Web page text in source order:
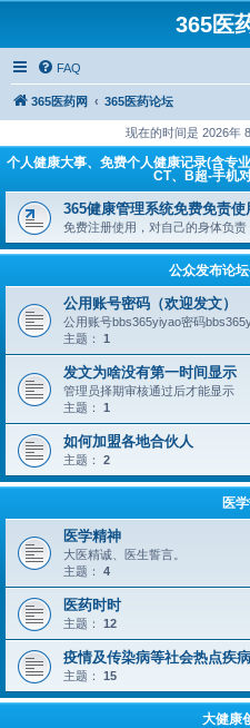
365医
FAQ
365医药网 365医药论坛
现在的时间是 2026年
个人健康大事、免费个人健康记录(含专
CT、B超-手机
365健康管理系统免费免责使
免费注册使用，对自己的身体负责
公众发布论
公用账号密码（欢迎发文）
公用账号bbs365yiyao密码
主题： 1
发文为啥没有第一时间显示
管理员择期审核通过后才能显示
主题： 1
如何加盟各地合伙人
主题： 2
医
医学精神
大医精诚、医生誓言。
主题： 4
医药时时
主题： 12
疫情及传染病等社会热点疾病
主题： 15
大健康